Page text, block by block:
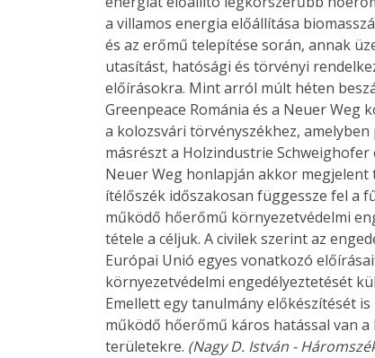
a villamos energia előállítása
és az erőmű telepítése során, annak
utasítást, hatósági és törvényi
előírásokra. Mint arról múlt héten
Greenpeace Románia és a Neuer
a kolozsvári törvényszékhez,
másrészt a Holzindustrie
Neuer Weg honlapján akkor
ítélőszék időszakosan függessze fel a
működő hőerőmű környezetvédelmi
tétele a céljuk. A civilek szerint az
Európai Unió egyes vonatkozó
környezetvédelmi engedélyeztetését
Emellett egy tanulmány előkészítését
működő hőerőmű káros hatással van
területekre. (Nagy D. István -